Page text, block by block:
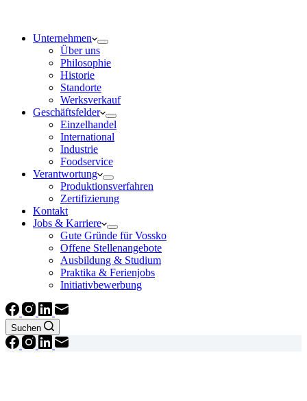
Unternehmen
Über uns
Philosophie
Historie
Standorte
Werksverkauf
Geschäftsfelder
Einzelhandel
International
Industrie
Foodservice
Verantwortung
Produktionsverfahren
Zertifizierung
Kontakt
Jobs & Karriere
Gute Gründe für Vossko
Offene Stellenangebote
Ausbildung & Studium
Praktika & Ferienjobs
Initiativbewerbung
Suchen